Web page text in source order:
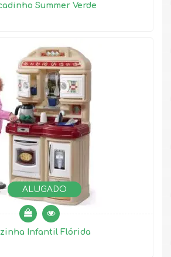
Summer Verde
ALUGADO
Infantil Flórida